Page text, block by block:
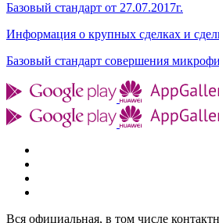
Базовый стандарт от 27.07.2017г.
Информация о крупных сделках и
Базовый стандарт совершения
Вся официальная, в том числе